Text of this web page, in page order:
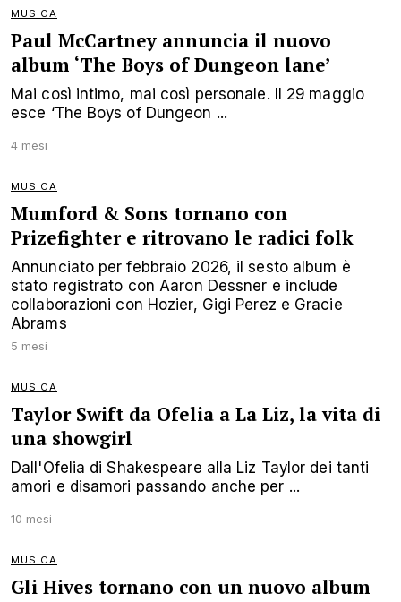
MUSICA
Paul McCartney annuncia il nuovo
album ‘The Boys of Dungeon lane’
Mai così intimo, mai così personale. Il 29 maggio
esce ‘The Boys of Dungeon ...
4 mesi
MUSICA
Mumford & Sons tornano con
Prizefighter e ritrovano le radici folk
Annunciato per febbraio 2026, il sesto album è
stato registrato con Aaron Dessner e include
collaborazioni con Hozier, Gigi Perez e Gracie
Abrams
5 mesi
MUSICA
Taylor Swift da Ofelia a La Liz, la vita di
una showgirl
Dall'Ofelia di Shakespeare alla Liz Taylor dei tanti
amori e disamori passando anche per ...
10 mesi
MUSICA
Gli Hives tornano con un nuovo album